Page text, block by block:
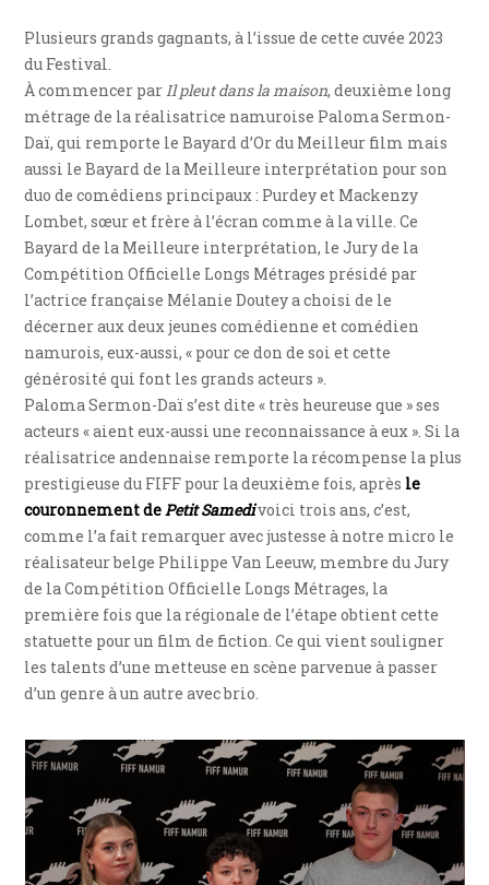
Plusieurs grands gagnants, à l’issue de cette cuvée 2023
du Festival.
À commencer parIl pleut dans la maison, deuxième long
métrage de la réalisatrice namuroise Paloma Sermon-
Daï, qui remporte le Bayard d’Or du Meilleur film mais
aussi le Bayard de la Meilleure interprétation pour son
duo de comédiens principaux : Purdey et Mackenzy
Lombet, sœur et frère à l’écran comme à la ville. Ce
Bayard de la Meilleure interprétation, le Jury de la
Compétition Officielle Longs Métrages présidé par
l’actrice française Mélanie Doutey a choisi de le
décerner aux deux jeunes comédienne et comédien
namurois, eux-aussi, « pour ce don de soi et cette
générosité qui font les grands acteurs ».
Paloma Sermon-Daï s’est dite « très heureuse que » ses
acteurs « aient eux-aussi une reconnaissance à eux ». Si la
réalisatrice andennaise remporte la récompense la plus
prestigieuse du FIFF pour la deuxième fois, après le
couronnement dePetit Samedivoici trois ans, c’est,
comme l’a fait remarquer avec justesse à notre micro le
réalisateur belge Philippe Van Leeuw, membre du Jury
de la Compétition Officielle Longs Métrages, la
première fois que la régionale de l’étape obtient cette
statuette pour un film de fiction. Ce qui vient souligner
les talents d’une metteuse en scène parvenue à passer
d’un genre à un autre avec brio.